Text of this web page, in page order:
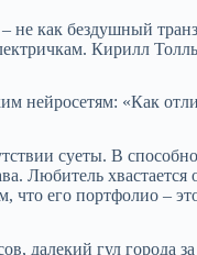
не как бездушный
Кирилл
нейросетям: «Как
суеты. В
Любитель хвастается
его портфолио –
далекий гул города